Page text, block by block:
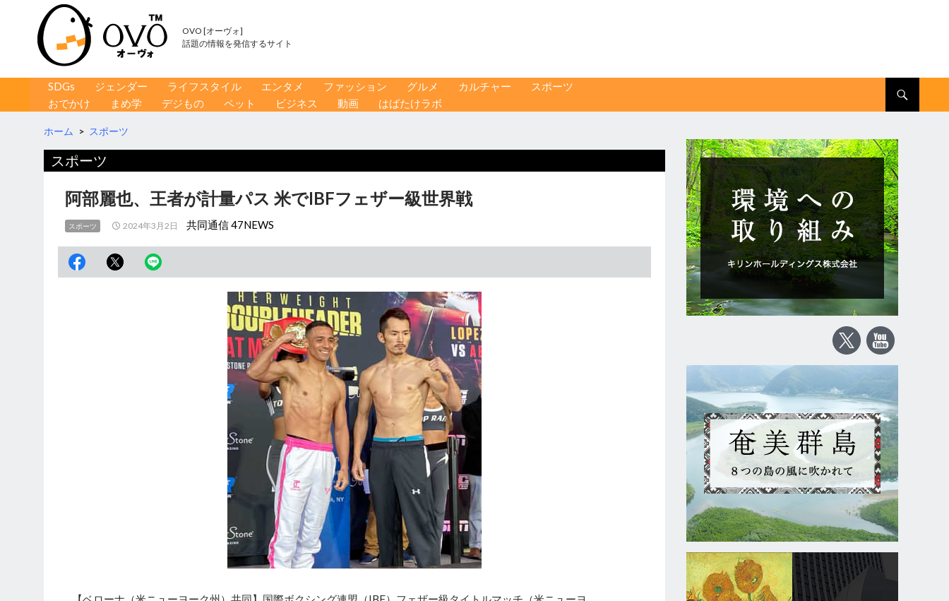
OVO [オーヴォ]
話題の情報を発信するサイト
コンテンツへ移動
SDGs ジェンダー ライフスタイル エンタメ ファッション グルメ カルチャー
スポーツ
おでかけ
まめ学 デジもの ペット ビジネス 動画 はばたけラボ
ホーム > スポーツ
スポーツ
阿部麗也、王者が計量パス 米でIBFフェザー級世界戦
スポーツ 2024年3月2日 共同通信 47NEWS